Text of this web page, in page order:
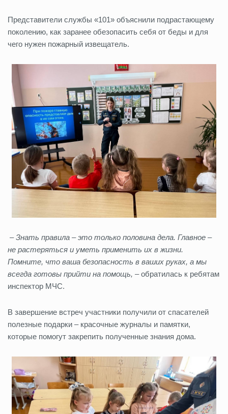
Представители службы «101» объяснили подрастающему
поколению, как заранее обезопасить себя от беды и для
чего нужен пожарный извещатель.
– Знать правила – это только половина дела. Главное –
не растеряться и уметь применить их в жизни.
Помните, что ваша безопасность в ваших руках, а мы
всегда готовы прийти на помощь, – обратилась к ребятам
инспектор МЧС.
В завершение встреч участники получили от спасателей
полезные подарки – красочные журналы и памятки,
которые помогут закрепить полученные знания дома.